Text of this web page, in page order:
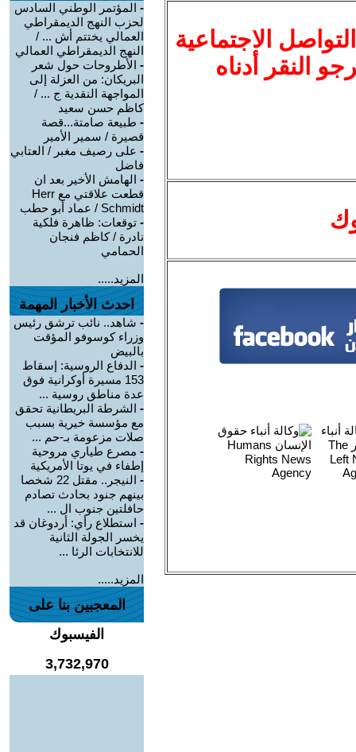
الاجتماعية
النقر أدناه
- المؤتمر الوطني السادس
لحزب النهج الديمقراطي
العمالي يختتم أش ... /
النهج الديمقراطي العمالي
- الأطروحات حول شعر
البريكان: من العزلة إلى
المواجهة النقدية ج ... /
كاظم حسن سعيد
- طبيعة صامتة...قصة
قصيرة / سمير الأمير
- على رصيف مغبر / العتابي
فاضل
- الهامش الأخير بعد ان
قطعت علاقتي مع Herr
Schmidt / عماد أبو حطب
- توقعات: ظاهرة فلكية
نادرة / كاظم فنجان
الحمامي
المزيد.....
احدث الأخبار المهمة
- شاهد.. نائب ترشق رئيس
وزراء كوسوفو المؤقت
بالبيض
- الدفاع الروسية: إسقاط
153 مسيرة أوكرانية فوق
عدة مناطق روسية ...
- الشرطة البريطانية تحقق
مع مؤسسة خيرية بسبب
صلات مزعومة بـ-حم ...
- مصرع طياري مروحية
إطفاء في يوتا الأمريكية
-
النيجر.. مقتل 22 شخصا
بينهم جنود بحادث تصادم
حافلتين جنوب ال ...
- استطلاع رأي: أردوغان قد
يخسر الجولة الثانية
للانتخابات الرئا ...
المزيد.....
المعجبين بنا على
الفيسبوك
3,732,970